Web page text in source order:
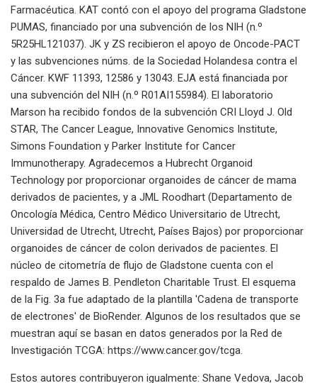
Farmacéutica. KAT contó con el apoyo del programa Gladstone
PUMAS, financiado por una subvención de los NIH (n.º
5R25HL121037). JK y ZS recibieron el apoyo de Oncode-PACT
y las subvenciones núms. de la Sociedad Holandesa contra el
Cáncer. KWF 11393, 12586 y 13043. EJA está financiada por
una subvención del NIH (n.º R01AI155984). El laboratorio
Marson ha recibido fondos de la subvención CRI Lloyd J. Old
STAR, The Cancer League, Innovative Genomics Institute,
Simons Foundation y Parker Institute for Cancer
Immunotherapy. Agradecemos a Hubrecht Organoid
Technology por proporcionar organoides de cáncer de mama
derivados de pacientes, y a JML Roodhart (Departamento de
Oncología Médica, Centro Médico Universitario de Utrecht,
Universidad de Utrecht, Utrecht, Países Bajos) por proporcionar
organoides de cáncer de colon derivados de pacientes. El
núcleo de citometría de flujo de Gladstone cuenta con el
respaldo de James B. Pendleton Charitable Trust. El esquema
de la Fig. 3a fue adaptado de la plantilla 'Cadena de transporte
de electrones' de BioRender. Algunos de los resultados que se
muestran aquí se basan en datos generados por la Red de
Investigación TCGA: https://www.cancer.gov/tcga.
Estos autores contribuyeron igualmente: Shane Vedova, Jacob